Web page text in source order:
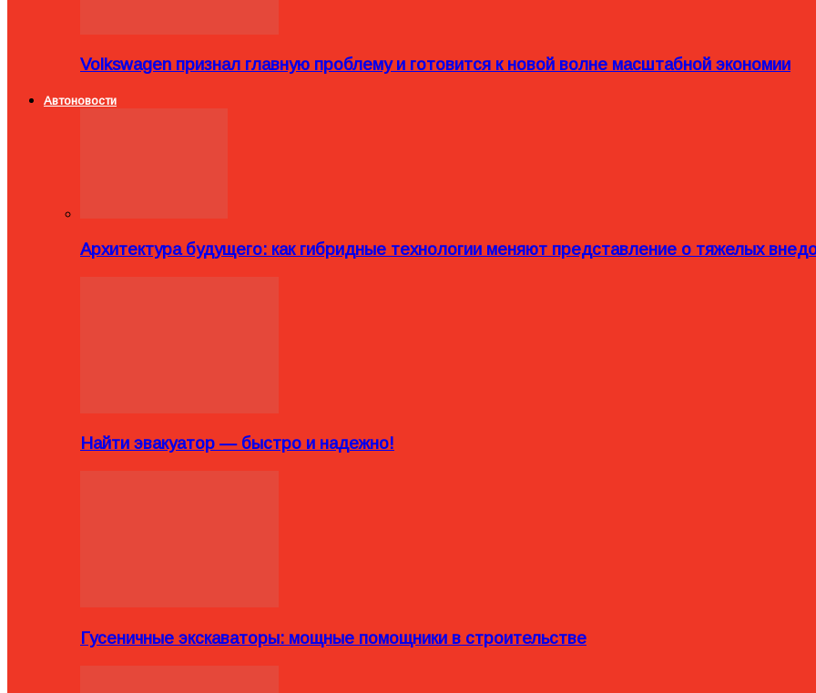
Volkswagen признал главную проблему и готовится к новой волне масштабной экономии
Автоновости
Архитектура будущего: как гибридные технологии меняют представление о тяжелых
Найти эвакуатор — быстро и надежно!
Гусеничные экскаваторы: мощные помощники в строительстве